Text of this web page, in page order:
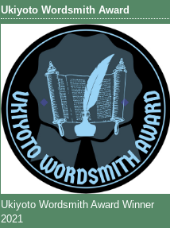
Ukiyoto Wordsmith Award
Ukiyoto Wordsmith Award Winner
2021